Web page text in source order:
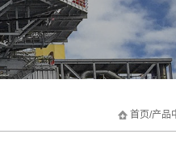
首页/产品